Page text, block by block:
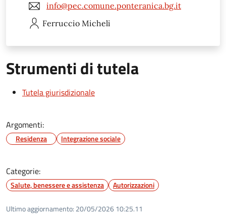
info@pec.comune.ponteranica.bg.it
Ferruccio Micheli
Strumenti di tutela
Tutela giurisdizionale
Argomenti:
Residenza Integrazione sociale
Categorie:
Salute, benessere e assistenza Autorizzazioni
Ultimo aggiornamento: 20/05/2026 10:25.11